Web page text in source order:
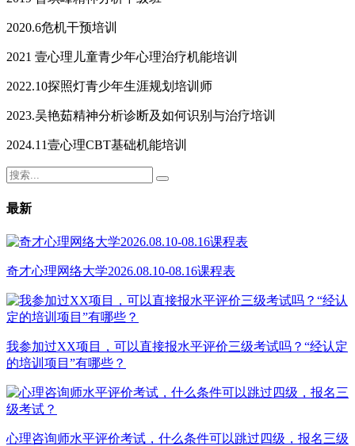
2020.6危机干预培训
2021 壹心理儿童青少年心理治疗机能培训
2022.10探照灯青少年生涯规划培训师
2023.吴艳茹精神分析诊断及如何识别与治疗培训
2024.11壹心理CBT基础机能培训
最新
奇才心理网络大学2026.08.10-08.16课程表
我参加过XX项目，可以直接报水平评价三级考试吗？“经认定
的培训项目”有哪些？
心理咨询师水平评价考试，什么条件可以跳过四级，报名三级